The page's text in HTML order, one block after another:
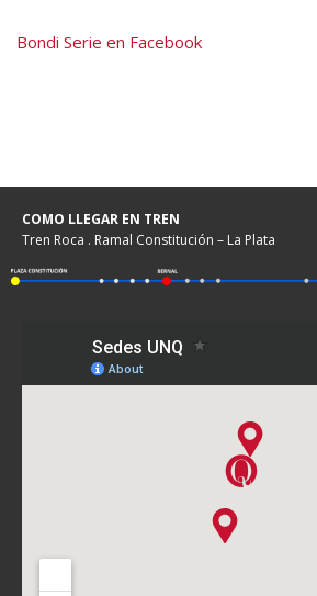
Bondi Serie en Facebook
COMO LLEGAR EN TREN
Tren Roca . Ramal Constitución – La Plata